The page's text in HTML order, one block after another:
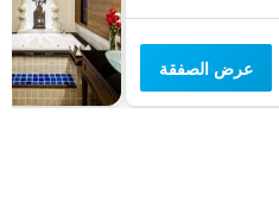
عرض الصفقة